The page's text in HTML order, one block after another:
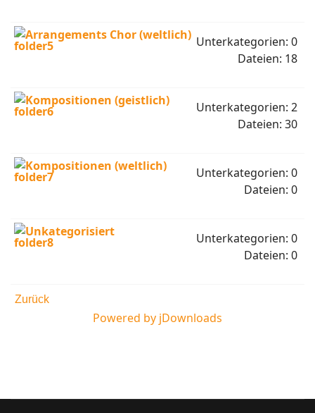
Arrangements Chor (weltlich) Unterkategorien: 0
Dateien: 18
Kompositionen (geistlich)
Unterkategorien: 2
Dateien: 30
Kompositionen (weltlich)
Unterkategorien: 0
Dateien: 0
Unkategorisiert
Unterkategorien: 0
Dateien: 0
Zurück
Powered by jDownloads